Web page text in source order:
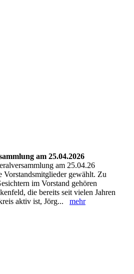
am 25.04.2026
am 25.04.26
Vorstandsmitglieder gewählt. Zu
im Vorstand gehören
die bereits seit vielen Jahren
aktiv ist, Jörg... mehr